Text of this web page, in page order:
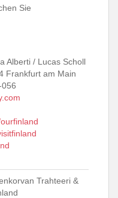
Sie
Alberti / Lucas Scholl
Frankfurt am Main
Trahteeri &